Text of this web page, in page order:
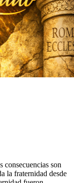
consecuencias son
la fraternidad desde